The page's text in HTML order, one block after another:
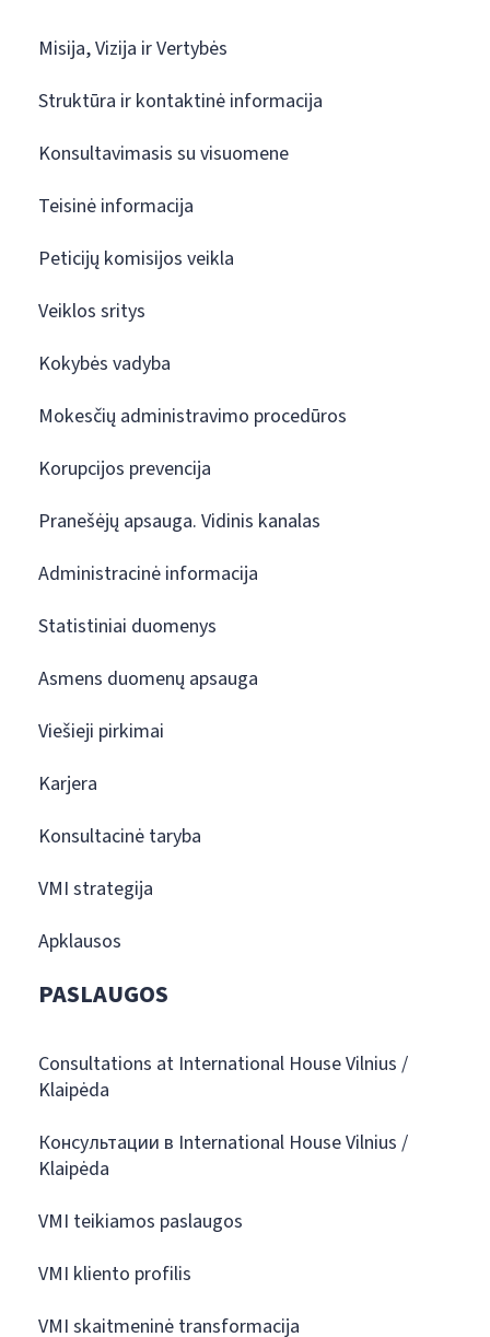
Misija, Vizija ir Vertybės
Struktūra ir kontaktinė informacija
Konsultavimasis su visuomene
Teisinė informacija
Peticijų komisijos veikla
Veiklos sritys
Kokybės vadyba
Mokesčių administravimo procedūros
Korupcijos prevencija
Pranešėjų apsauga. Vidinis kanalas
Administracinė informacija
Statistiniai duomenys
Asmens duomenų apsauga
Viešieji pirkimai
Karjera
Konsultacinė taryba
VMI strategija
Apklausos
PASLAUGOS
Consultations at International House Vilnius /
Klaipėda
Консультации в International House Vilnius /
Klaipėda
VMI teikiamos paslaugos
VMI kliento profilis
VMI skaitmeninė transformacija